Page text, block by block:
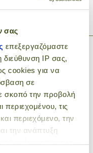
σας
επεξεργαζόμαστε
IP σας,
cookies για να
σε
σκοπό την προβολή
περιεχομένου, τις
περιεχόμενο, την
την ανάπτυξη
Natural Deodorant with
and Aloe Vera (Bee